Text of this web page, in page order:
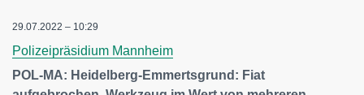
29.07.2022 – 10:29
Polizeipräsidium Mannheim
POL-MA: Heidelberg-Emmertsgrund: Fiat